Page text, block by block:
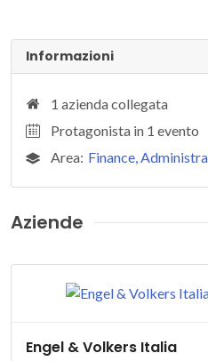
Informazioni
1 azienda collegata
Protagonista in 1 evento
Area: Finance,
Aziende
Engel & Volkers Italia